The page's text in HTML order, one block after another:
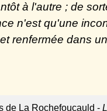
à l'autre ; de
n'est qu'une
renfermée dans
de La Rochefoucauld -